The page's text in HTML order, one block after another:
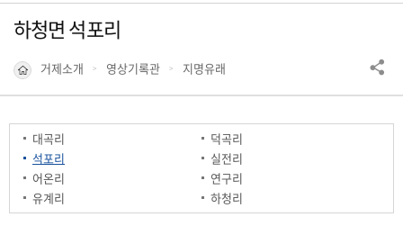
하청면 석포리
거제소개 영상기록관 지명유래
대곡리
덕곡리
석포리
실전리
어온리
연구리
유계리
하청리